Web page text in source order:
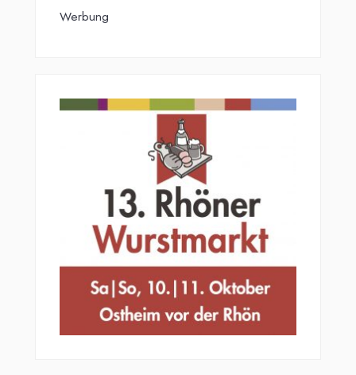
Werbung